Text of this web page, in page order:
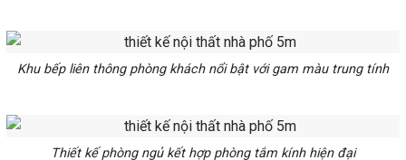
Khu bếp liên thông phòng khách nổi bật với gam màu trung tính
Thiết kế phòng ngủ kết hợp phòng tắm kính hiện đại